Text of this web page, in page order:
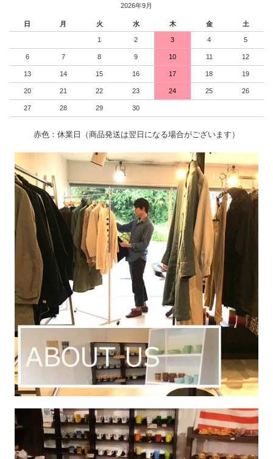
2026年9月
日 月 火 水 木 金 土
1 2 3 4 5
6 7 8 9 10 11 12
13 14 15 16 17 18 19
20 21 22 23 24 25 26
27 28 29 30
赤色：休業日（商品発送は翌日になる場合がございます）